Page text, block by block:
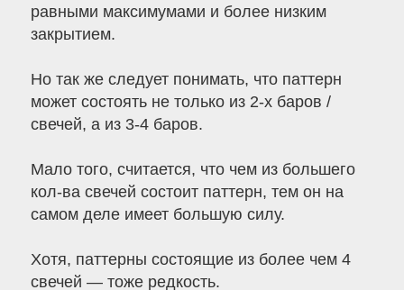
равными максимумами и более низким
закрытием.
Но так же следует понимать, что паттерн
может состоять не только из 2-х баров /
свечей, а из 3-4 баров.
Мало того, считается, что чем из большего
кол-ва свечей состоит паттерн, тем он на
самом деле имеет большую силу.
Хотя, паттерны состоящие из более чем 4
свечей — тоже редкость.